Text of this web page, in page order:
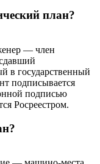
план?
— член
в государственный
подписывается
подписью
Росреестром.